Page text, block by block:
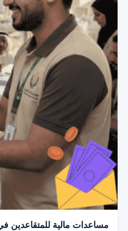
مساعدات مالية للمتقاعدين في السعودية إليك